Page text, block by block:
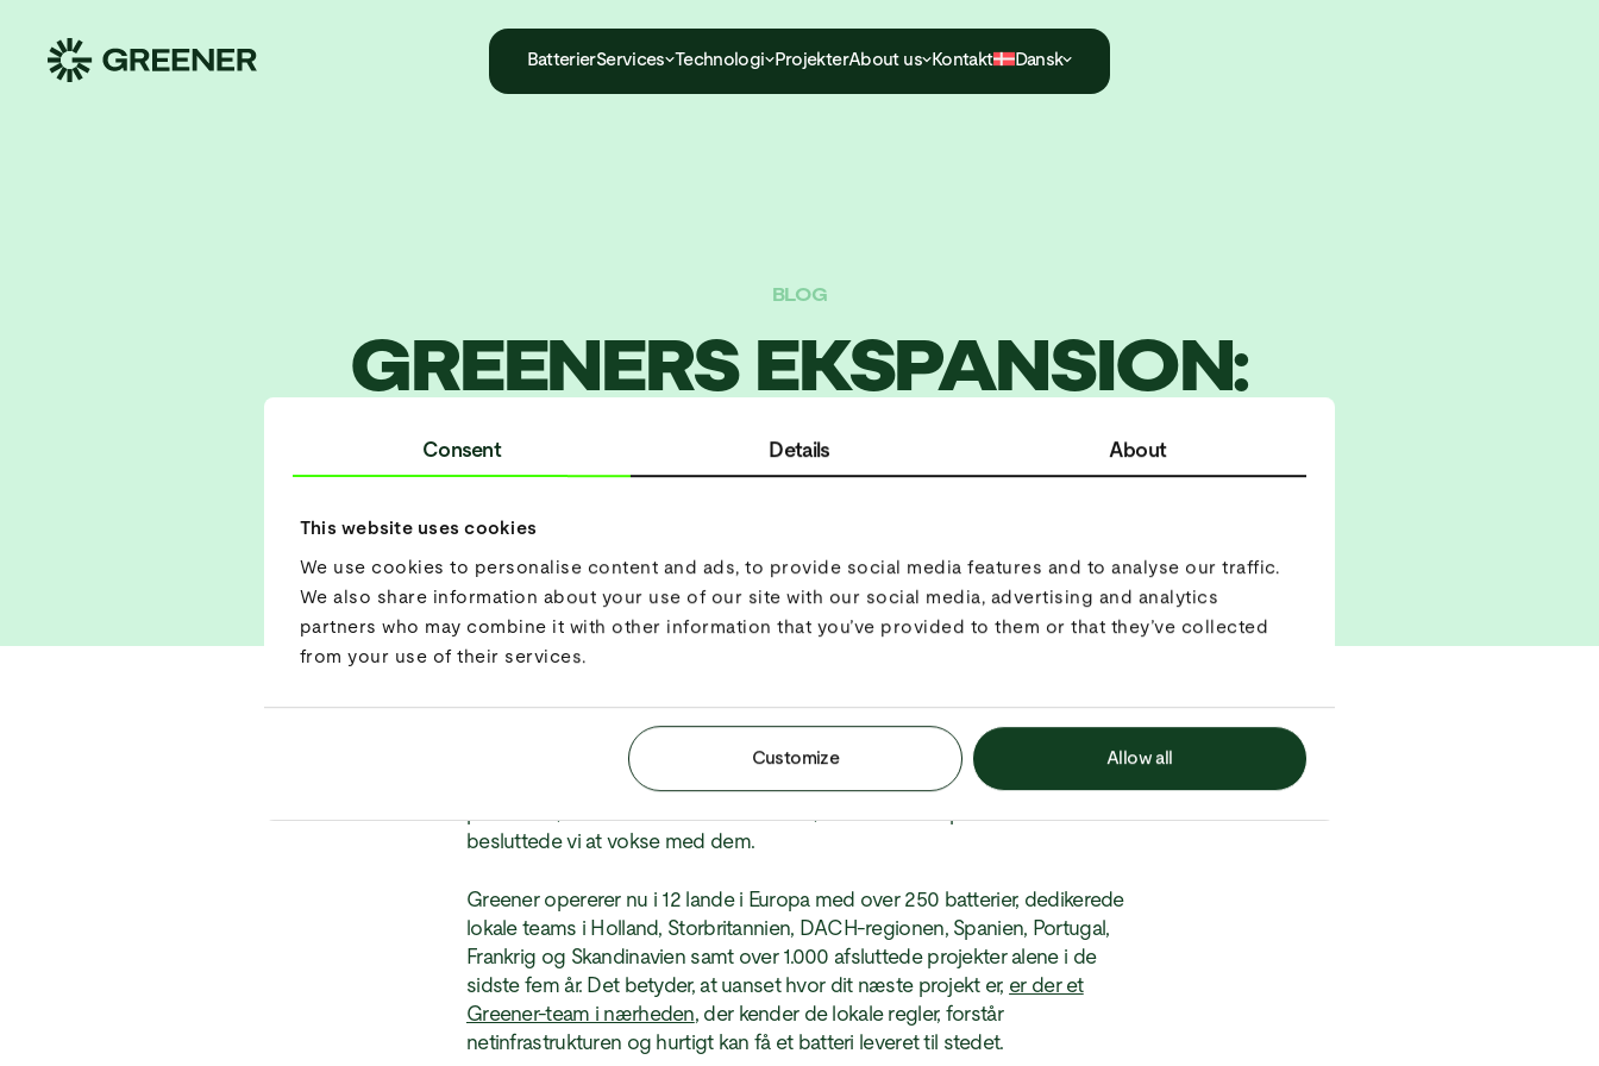
Consent Details About
This website uses cookies
We use cookies to personalise content and ads, to provide social media features and to analyse our traffic.
We also share information about your use of our site with our social media, advertising and analytics
partners who may combine it with other information that you’ve provided to them or that they’ve collected
from your use of their services.
Customize Allow all
BatterierServices Technologi ProjekterAbout us Kontakt Dansk
BLOG
GREENERS EKSPANSION:
UANSET HVOR DIT PROJEKT
ER, ER VI I NÆRHEDEN
Greener startede for få år siden som en hollandsk virksomhed og udlejede
en håndfuld batterier til festivaler og byggepladser i Holland. Men
netoverbelastning, stigende dieselpriser og skrappere emissionsregler er
besluttede vi at vokse med dem.
Greener opererer nu i 12 lande i Europa med over 250 batterier, dedikerede
lokale teams i Holland, Storbritannien, DACH-regionen, Spanien, Portugal,
Frankrig og Skandinavien samt over 1.000 afsluttede projekter alene i de
sidste fem år. Det betyder, at uanset hvor dit næste projekt er, er der et
Greener-team i nærheden, der kender de lokale regler, forstår
netinfrastrukturen og hurtigt kan få et batteri leveret til stedet.